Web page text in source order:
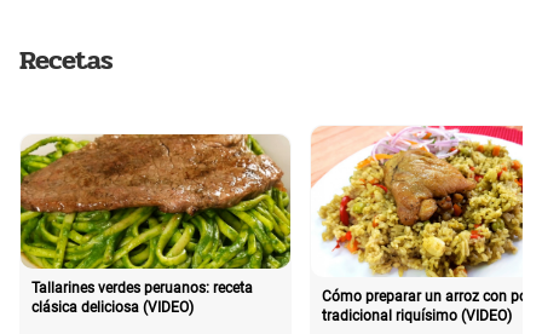
Recetas
Tallarines verdes peruanos: receta
clásica deliciosa (VIDEO)
Cómo preparar un arroz con pollo
tradicional riquísimo (VIDEO)